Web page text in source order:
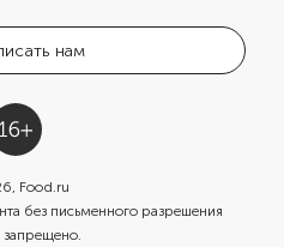
нам
, Food.ru
без письменного разрешения
запрещено.